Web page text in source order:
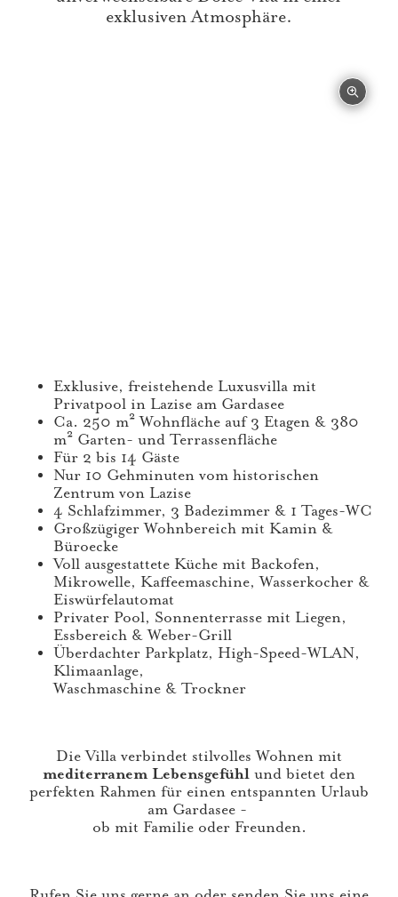
exklusiven Atmosphäre.
Exklusive, freistehende Luxusvilla mit
Privatpool in Lazise am Gardasee
Ca. 250 m² Wohnfläche auf 3 Etagen & 380
m² Garten- und Terrassenfläche
Für 2 bis 14 Gäste
Nur 10 Gehminuten vom historischen
Zentrum von Lazise
4 Schlafzimmer, 3 Badezimmer & 1 Tages-WC
Großzügiger Wohnbereich mit Kamin &
Büroecke
Voll ausgestattete Küche mit Backofen,
Mikrowelle, Kaffeemaschine, Wasserkocher &
Eiswürfelautomat
Privater Pool, Sonnenterrasse mit Liegen,
Essbereich & Weber-Grill
Überdachter Parkplatz, High-Speed-WLAN,
Klimaanlage,
Waschmaschine & Trockner
Die Villa verbindet stilvolles Wohnen mit
mediterranem Lebensgefühl und bietet den
perfekten Rahmen für einen entspannten Urlaub
am Gardasee -
ob mit Familie oder Freunden.